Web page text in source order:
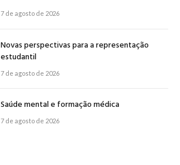
7 de agosto de 2026
Novas perspectivas para a representação
estudantil
7 de agosto de 2026
Saúde mental e formação médica
7 de agosto de 2026